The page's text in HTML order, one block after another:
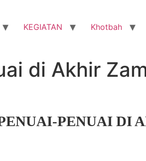
KEGIATAN Khotbah
di Akhir
PENUAI DI